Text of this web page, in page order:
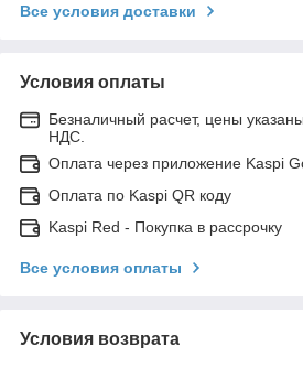
Все условия доставки
Условия оплаты
Безналичный расчет, цены
НДС.
Оплата через приложение Kaspi
Оплата по Kaspi QR коду
Kaspi Red - Покупка в рассрочку
Все условия оплаты
Условия возврата